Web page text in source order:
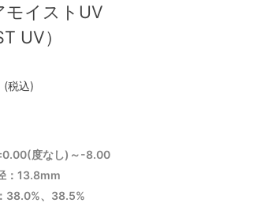
モイストUV
UV）
(税込)
度なし)～-8.00
：13.8mm
38.0%、38.5%